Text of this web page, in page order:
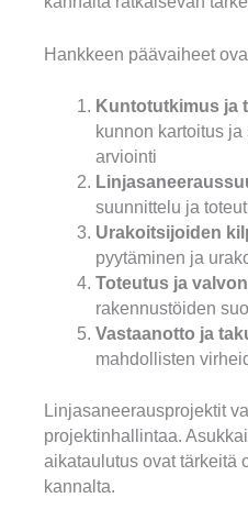
Hankkeen päävaiheet
Kuntotutkimus ja
kunnon kartoitus
arviointi
suunnittelu ja
Urakoitsijoiden
pyytäminen ja
Toteutus ja
rakennustöiden
Vastaanotto ja
mahdollisten
Linjasaneerausprojektit
projektinhallintaa.
aikataulutus ovat tärkeitä
kannalta.